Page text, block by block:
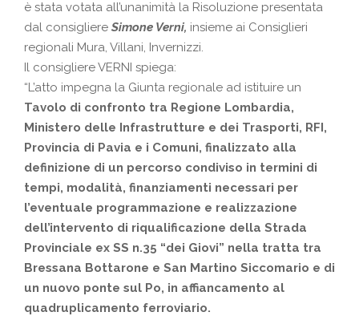
è stata votata all’unanimità la Risoluzione presentata
dal consigliere Simone Verni, insieme ai Consiglieri
regionali Mura, Villani, Invernizzi.
Il consigliere VERNI spiega:
“L’atto impegna la Giunta regionale ad istituire un
Tavolo di confronto tra Regione Lombardia,
Ministero delle Infrastrutture e dei Trasporti, RFI,
Provincia di Pavia e i Comuni, finalizzato alla
definizione di un percorso condiviso in termini di
tempi, modalità, finanziamenti necessari per
l’eventuale programmazione e realizzazione
dell’intervento di riqualificazione della Strada
Provinciale ex SS n.35 “dei Giovi” nella tratta tra
Bressana Bottarone e San Martino Siccomario e di
un nuovo ponte sul Po, in affiancamento al
quadruplicamento ferroviario.